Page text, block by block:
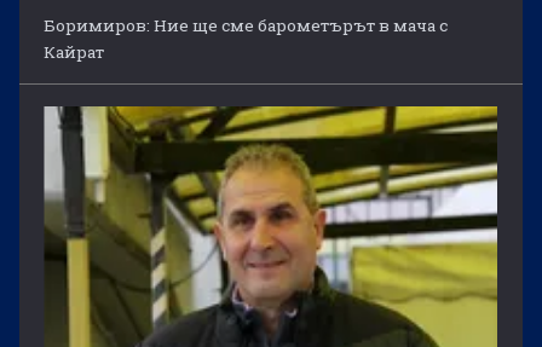
Боримиров: Ние ще сме барометърът в мача с
Кайрат